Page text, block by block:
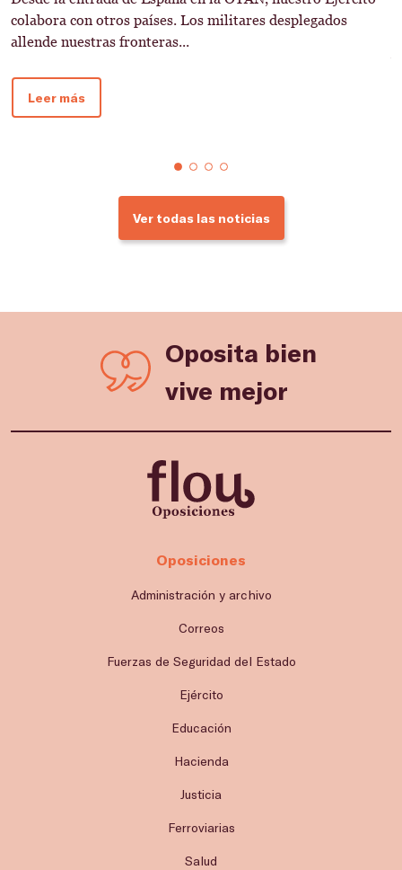
colabora con otros países. Los militares desplegados
allende nuestras fronteras...
Leer más
Ver todas las noticias
Oposita bien
vive mejor
Oposiciones
Administración y archivo
Correos
Fuerzas de Seguridad del Estado
Ejército
Educación
Hacienda
Justicia
Ferroviarias
Salud